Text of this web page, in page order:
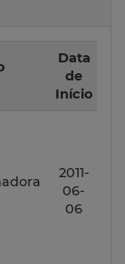
Data
de
Início
2011-
06-
06